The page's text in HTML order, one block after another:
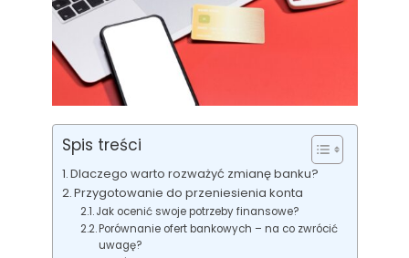
Spis treści
Dlaczego warto rozważyć zmianę banku?
Przygotowanie do przeniesienia konta
Jak ocenić swoje potrzeby finansowe?
Porównanie ofert bankowych – na co zwrócić
uwagę?